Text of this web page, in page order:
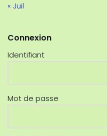
« Juil
Connexion
Identifiant
Mot de passe